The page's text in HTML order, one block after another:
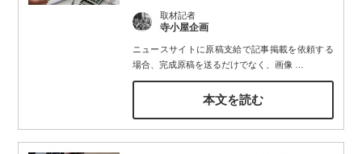
取材記者
寺小屋企画
ニュースサイトに原稿支給で記事掲載を依頼する
場合、完成原稿を送るだけでなく、画像
本文を読む